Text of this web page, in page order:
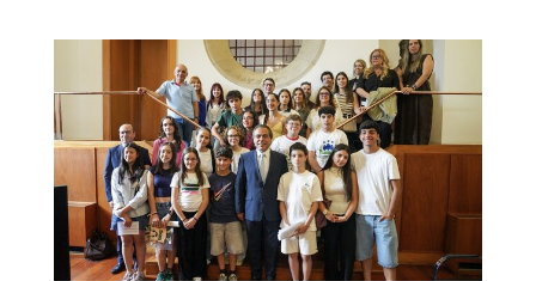
Finalistas do EcoParlamento apresentam